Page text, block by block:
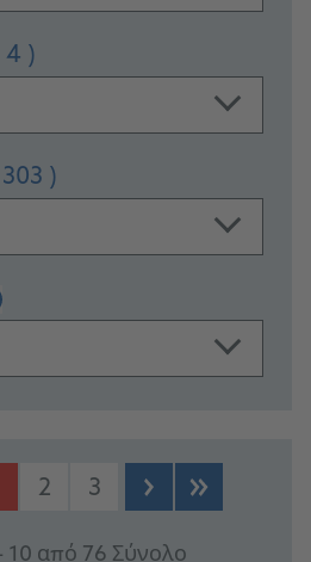
4 )
)
2 3
10 από 76 Σύνολο